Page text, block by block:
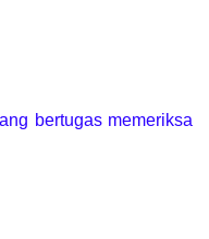
bertugas memeriksa